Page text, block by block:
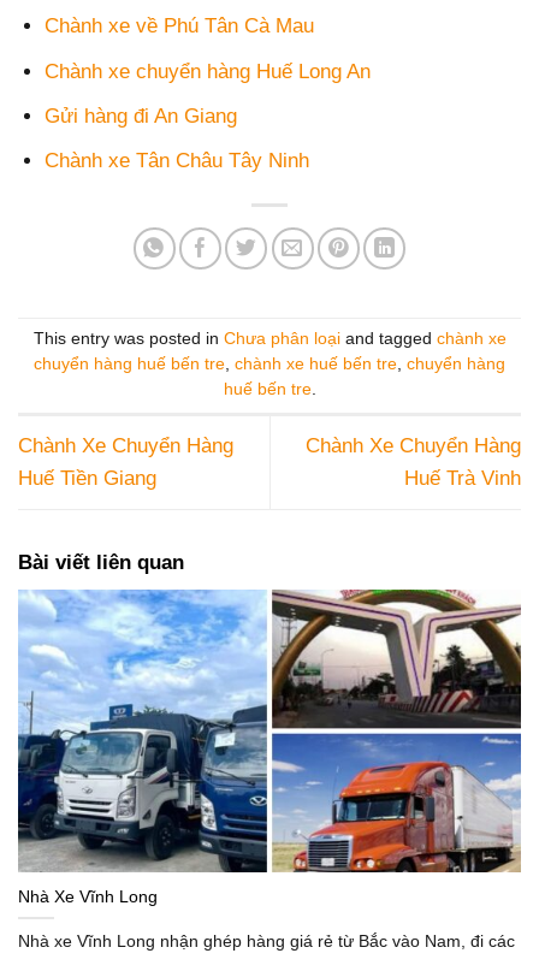
Chành xe về Phú Tân Cà Mau
Chành xe chuyển hàng Huế Long An
Gửi hàng đi An Giang
Chành xe Tân Châu Tây Ninh
This entry was posted in Chưa phân loạiand tagged chành xe
chuyển hàng huế bến tre, chành xe huế bến tre, chuyển hàng
huế bến tre.
Chành Xe Chuyển Hàng
Huế Tiền Giang
Chành Xe Chuyển Hàng
Huế Trà Vinh
Bài viết liên quan
Nhà Xe Vĩnh Long
Nhà xe Vĩnh Long nhận ghép hàng giá rẻ từ Bắc vào Nam, đi các